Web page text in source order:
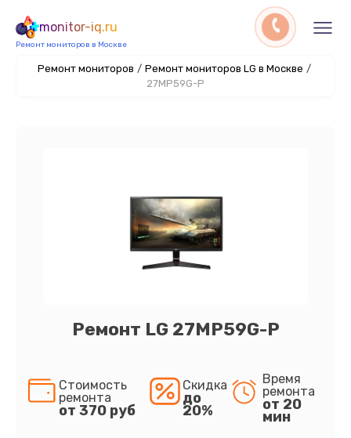
monitor-iq.ru
Ремонт мониторов в Москве
Ремонт мониторов / Ремонт мониторов LG в Москве /
27MP59G-P
Ремонт LG 27MP59G-P
Стоимость
ремонта
от 370 руб
Скидка
до
20%
Время
ремонта
от 20
мин